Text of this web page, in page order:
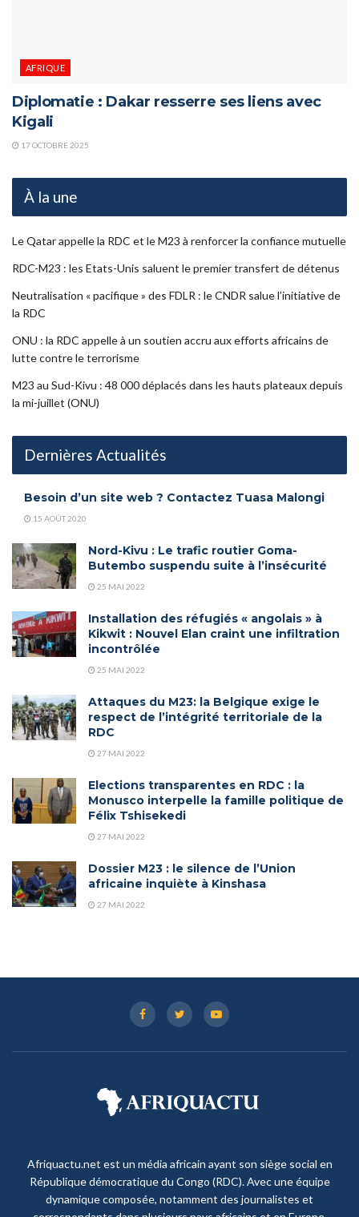
AFRIQUE
Diplomatie : Dakar resserre ses liens avec
Kigali
17 OCTOBRE 2025
À la une
Le Qatar appelle la RDC et le M23 à renforcer la confiance mutuelle
RDC-M23 : les Etats-Unis saluent le premier transfert de détenus
Neutralisation « pacifique » des FDLR : le CNDR salue l’initiative de
la RDC
ONU : la RDC appelle à un soutien accru aux efforts africains de
lutte contre le terrorisme
M23 au Sud-Kivu : 48 000 déplacés dans les hauts plateaux depuis
la mi-juillet (ONU)
Dernières Actualités
Besoin d’un site web ? Contactez Tuasa Malongi
15 AOÛT 2020
Nord-Kivu : Le trafic routier Goma-
Butembo suspendu suite à l’insécurité
25 MAI 2022
Installation des réfugiés « angolais » à
Kikwit : Nouvel Elan craint une infiltration
incontrôlée
25 MAI 2022
Attaques du M23: la Belgique exige le
respect de l’intégrité territoriale de la
RDC
27 MAI 2022
Elections transparentes en RDC : la
Monusco interpelle la famille politique de
Félix Tshisekedi
27 MAI 2022
Dossier M23 : le silence de l’Union
africaine inquiète à Kinshasa
27 MAI 2022
Afriquactu.net est un média africain ayant son siège social en
République démocratique du Congo (RDC). Avec une équipe
dynamique composée, notamment des journalistes et